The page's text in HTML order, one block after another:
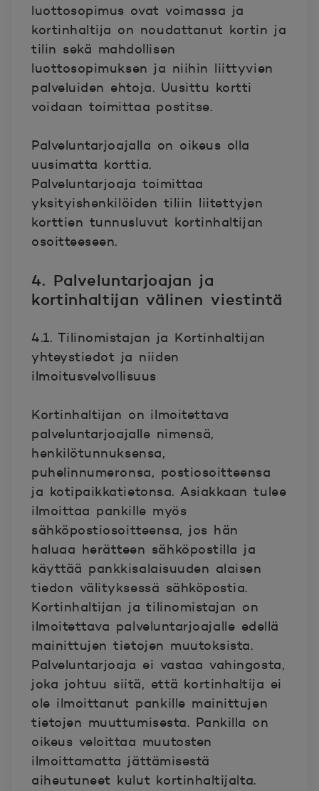
luottosopimus ovat voimassa ja
kortinhaltija on noudattanut kortin ja
tilin sekä mahdollisen
luottosopimuksen ja niihin liittyvien
palveluiden ehtoja. Uusittu kortti
voidaan toimittaa postitse.
Palveluntarjoajalla on oikeus olla
uusimatta korttia.
Palveluntarjoaja toimittaa
yksityishenkilöiden tiliin liitettyjen
korttien tunnusluvut kortinhaltijan
osoitteeseen.
4. Palveluntarjoajan ja
kortinhaltijan välinen viestintä
4.1. Tilinomistajan ja Kortinhaltijan
yhteystiedot ja niiden
ilmoitusvelvollisuus
Kortinhaltijan on ilmoitettava
palveluntarjoajalle nimensä,
henkilötunnuksensa,
puhelinnumeronsa, postiosoitteensa
ja kotipaikkatietonsa. Asiakkaan tulee
ilmoittaa pankille myös
sähköpostiosoitteensa, jos hän
haluaa herätteen sähköpostilla ja
käyttää pankkisalaisuuden alaisen
tiedon välityksessä sähköpostia.
Kortinhaltijan ja tilinomistajan on
ilmoitettava palveluntarjoajalle edellä
mainittujen tietojen muutoksista.
Palveluntarjoaja ei vastaa vahingosta,
joka johtuu siitä, että kortinhaltija ei
ole ilmoittanut pankille mainittujen
tietojen muuttumisesta. Pankilla on
oikeus veloittaa muutosten
ilmoittamatta jättämisestä
aiheutuneet kulut kortinhaltijalta.